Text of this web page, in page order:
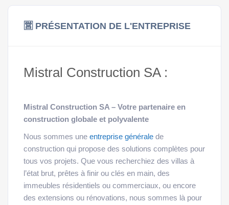
🈺 PRÉSENTATION DE L'ENTREPRISE
Mistral Construction SA :
Mistral Construction SA – Votre partenaire en
construction globale et polyvalente
Nous sommes une entreprise générale de
construction qui propose des solutions complètes pour
tous vos projets. Que vous recherchiez des villas à
l’état brut, prêtes à finir ou clés en main, des
immeubles résidentiels ou commerciaux, ou encore
des extensions ou rénovations, nous sommes là pour